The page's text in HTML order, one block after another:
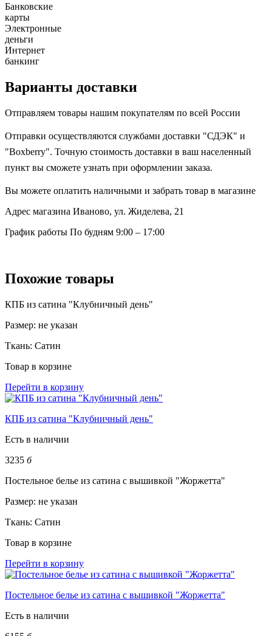
Банковские
карты
Электронные
деньги
Интернет
банкинг
Варианты доставки
Отправляем товары нашим покупателям по всей России
Отправки осуществляются службами доставки "СДЭК" и
"Boxberry". Точную стоимость доставки в ваш населенный
пункт вы сможете узнать при оформлении заказа.
Вы можете оплатить наличными и забрать товар в магазине
Адрес магазина Иваново, ул. Жиделева, 21
График работы По будням 9:00 – 17:00
Похожие товары
КПБ из сатина "Клубничный день"
Размер: не указан
Ткань: Сатин
Товар в корзине
Перейти в корзину
КПБ из сатина "Клубничный день"
Есть в наличии
3235 б
Постельное белье из сатина с вышивкой "Жоржетта"
Размер: не указан
Ткань: Сатин
Товар в корзине
Перейти в корзину
Постельное белье из сатина с вышивкой "Жоржетта"
Есть в наличии